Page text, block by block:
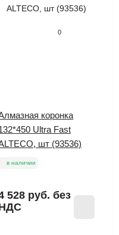
0
коронка
Ultra Fast
шт (93536)
в наличии
528 руб. без